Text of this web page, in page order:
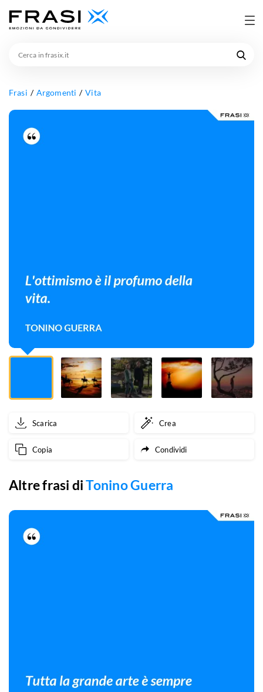
Frasi Argomenti Vita
L'ottimismo
Scarica Crea
Copia Condividi
Altre frasi diTonino Guerra